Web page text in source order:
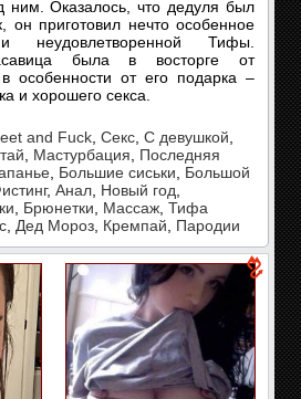
ним. Оказалось, что дедуля был
он приготовил нечто особенное
Тифы.
была в восторге от
в особенности от его подарка –
и хорошего секса.
and Fuck Секс С девушкой
Мастурбация
Последняя
Большие сиськи
Большой
, Анал Новый год
Брюнетки Массаж Тифа
Дед Мороз Кремпай Пародии